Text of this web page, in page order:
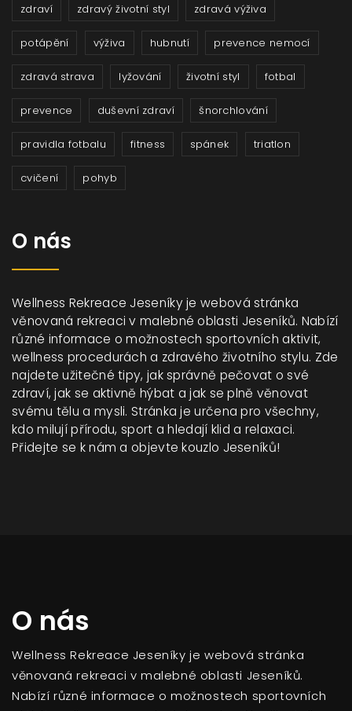
zdraví zdravý životní styl zdravá výživa
potápění výživa hubnutí prevence nemocí
zdravá strava lyžování životní styl fotbal
prevence duševní zdraví šnorchlování
pravidla fotbalu fitness spánek triatlon
cvičení pohyb
O nás
Wellness Rekreace Jeseníky je webová stránka
věnovaná rekreaci v malebné oblasti Jeseníků. Nabízí
různé informace o možnostech sportovních aktivit,
wellness procedurách a zdravého životního stylu. Zde
najdete užitečné tipy, jak správně pečovat o své
zdraví, jak se aktivně hýbat a jak se plně věnovat
svému tělu a mysli. Stránka je určena pro všechny,
kdo milují přírodu, sport a hledají klid a relaxaci.
Přidejte se k nám a objevte kouzlo Jeseníků!
O nás
Wellness Rekreace Jeseníky je webová stránka
věnovaná rekreaci v malebné oblasti Jeseníků.
Nabízí různé informace o možnostech sportovních